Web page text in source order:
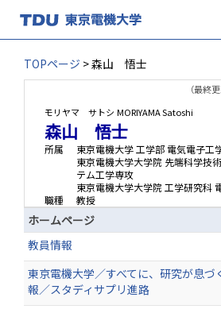
TOPページ > 森山 悟士
（最終
モリヤマ サトシ MORIYAMA Satoshi
森山 悟士
所属
東京電機大学 工学部 電気電子工
東京電機大学大学院 先端科学技
テム工学専攻
東京電機大学大学院 工学研究科
職種
教授
ホームページ
教員情報
東京電機大学／すべてに、研究が息づ
報／スタディサプリ進路